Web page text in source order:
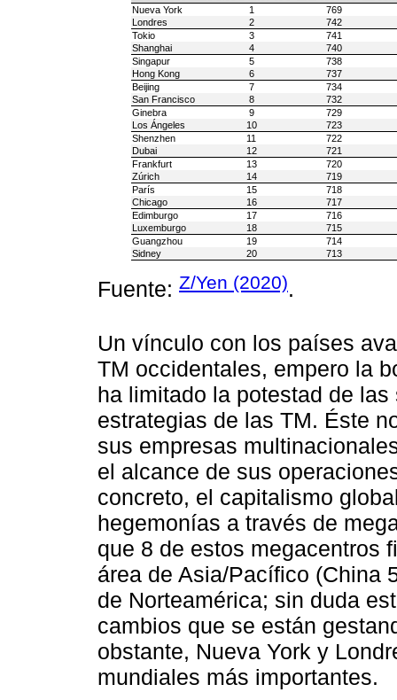
Nueva York 1
769
Londres
2
742
Tokio
3
741
Shanghai
4
740
Singapur
5
738
Hong Kong
6
737
Beijing
7
734
San Francisco
8
732
Ginebra
9
729
Los Ángeles
10
723
Shenzhen
11
722
Dubai
12
721
Frankfurt
13
720
Zúrich
14
719
París
15
718
Chicago
16
717
Edimburgo
17
716
Luxemburgo
18
715
Guangzhou
19
714
Sidney
20 713
Fuente: Z/Yen (2020).
Un vínculo con los países
TM occidentales, empero la
ha limitado la potestad de
estrategias de las TM. Éste
sus empresas
el alcance de sus
concreto, el capitalismo
hegemonías a través de
que 8 de estos megacentros
área de Asia/Pacífico (China
de Norteamérica; sin duda
cambios que se están
obstante, Nueva York y
mundiales más importantes.